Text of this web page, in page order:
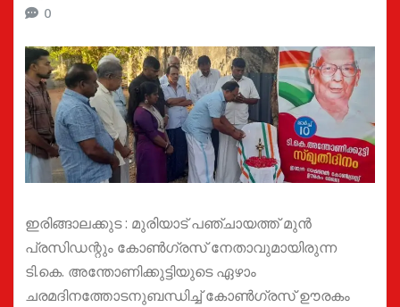
0
ഇരിങ്ങാലക്കുട : മുരിയാട് പഞ്ചായത്ത് മുൻ
പ്രസിഡന്റും കോൺഗ്രസ് നേതാവുമായിരുന്ന
ടി.കെ. അന്തോണിക്കുട്ടിയുടെ ഏഴാം
ചരമദിനത്തോടനുബന്ധിച്ച് കോൺഗ്രസ് ഊരകം